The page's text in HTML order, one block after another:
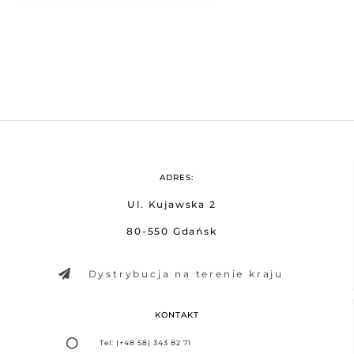
ADRES:
Ul. Kujawska 2
80-550 Gdańsk
Dystrybucja na terenie kraju
KONTAKT
Tel: (+48 58) 343 82 71